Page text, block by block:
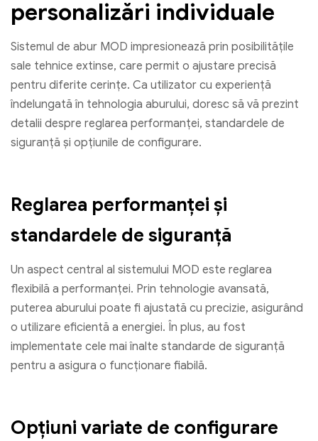
personalizări individuale
Sistemul de abur MOD impresionează prin posibilitățile
sale tehnice extinse, care permit o ajustare precisă
pentru diferite cerințe. Ca utilizator cu experiență
îndelungată în tehnologia aburului, doresc să vă prezint
detalii despre reglarea performanței, standardele de
siguranță și opțiunile de configurare.
Reglarea performanței și
standardele de siguranță
Un aspect central al sistemului MOD este reglarea
flexibilă a performanței. Prin tehnologie avansată,
puterea aburului poate fi ajustată cu precizie, asigurând
o utilizare eficientă a energiei. În plus, au fost
implementate cele mai înalte standarde de siguranță
pentru a asigura o funcționare fiabilă.
Opțiuni variate de configurare